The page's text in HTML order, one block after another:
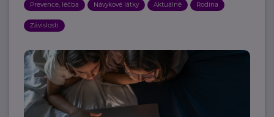
Prevence, léčba Návykové látky Aktuálně Rodina
Závislosti